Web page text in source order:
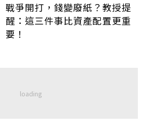
戰爭開打，錢變廢紙？教授提
醒：這三件事比資產配置更重
要！